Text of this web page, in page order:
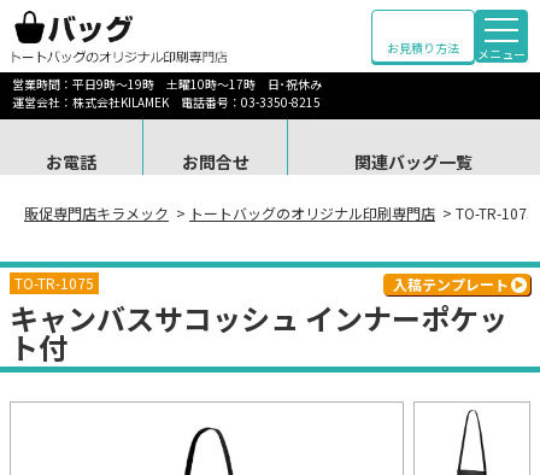
お見積り方法
メニュー
営業時間：平日9時～19時 土曜10時～17時 日･祝休み
運営会社：株式会社KILAMEK 電話番号：03-3350-8215
お電話 お問合せ 関連バッグ一覧
販促専門店キラメック > トートバッグのオリジナル印刷専門店 > TO-TR-
TO-TR-1075
キャンバスサコッシュ インナーポケッ
ト付
入稿テンプレート